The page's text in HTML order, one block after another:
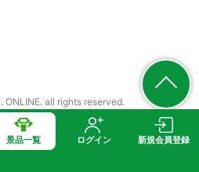
景品一覧 ログイン 新規会員登録
ONLINE. all rights reserved.